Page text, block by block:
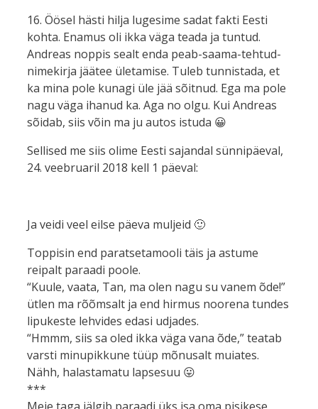
16. Öösel hästi hilja lugesime sadat fakti Eesti
kohta. Enamus oli ikka väga teada ja tuntud.
Andreas noppis sealt enda peab-saama-tehtud-
nimekirja jäätee ületamise. Tuleb tunnistada, et
ka mina pole kunagi üle jää sõitnud. Ega ma pole
nagu väga ihanud ka. Aga no olgu. Kui Andreas
sõidab, siis võin ma ju autos istuda 😀
Sellised me siis olime Eesti sajandal sünnipäeval,
24. veebruaril 2018 kell 1 päeval:
Ja veidi veel eilse päeva muljeid 🙂
Toppisin end paratsetamooli täis ja astume
reipalt paraadi poole.
“Kuule, vaata, Tan, ma olen nagu su vanem õde!”
ütlen ma rõõmsalt ja end hirmus noorena tundes
lipukeste lehvides edasi udjades.
“Hmmm, siis sa oled ikka väga vana õde,” teatab
varsti minupikkune tüüp mõnusalt muiates.
Nähh, halastamatu lapsesuu 😛
***